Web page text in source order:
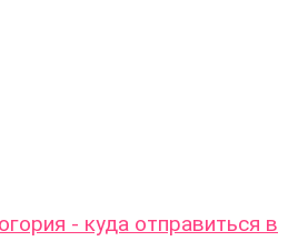
- куда отправиться в